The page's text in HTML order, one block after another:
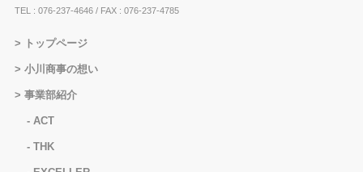
TEL : 076-237-4646/ FAX : 076-237-4785
トップページ
小川商事の想い
事業部紹介
ACT
THK